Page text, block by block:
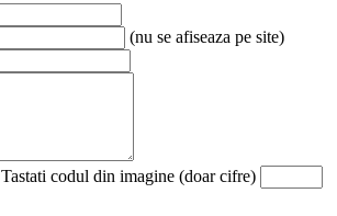
(nu se afiseaza pe site)
Tastati codul din imagine (doar cifre)